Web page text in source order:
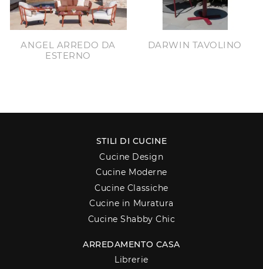
ANGEL ARREDO DA
ESTERNO
DARWIN TAVOLINO
STILI DI CUCINE
Cucine Design
Cucine Moderne
Cucine Classiche
Cucine in Muratura
Cucine Shabby Chic
ARREDAMENTO CASA
Librerie